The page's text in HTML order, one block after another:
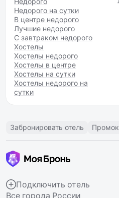
Недорого на сутки
В центре недорого
Лучшие недорого
С завтраком недорого
Хостелы
Хостелы недорого
Хостелы в центре
Хостелы на сутки
Хостелы недорого на
сутки
Забронировать отель
Подключить отель
Все города России